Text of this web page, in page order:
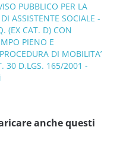
PUBBLICO PER LA
ASSISTENTE SOCIALE -
(EX CAT. D) CON
PIENO E
DI MOBILITA’
30 D.LGS. 165/2001 -
anche questi